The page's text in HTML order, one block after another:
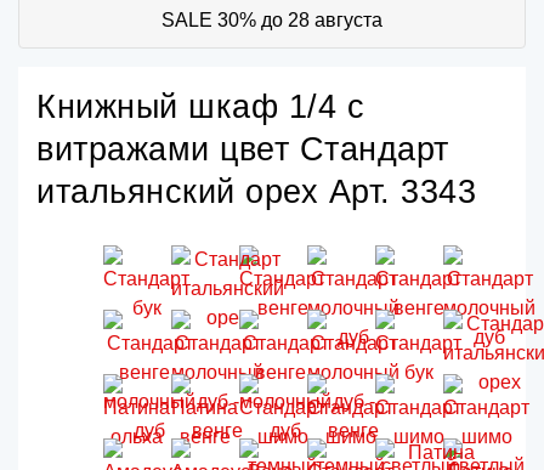
SALE 30% до 28 августа
Книжный шкаф 1/4 с
витражами цвет Стандарт
итальянский орех Арт. 3343